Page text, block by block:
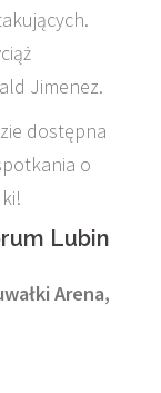
Jimenez.
dostępna
o
Lubin
Arena,